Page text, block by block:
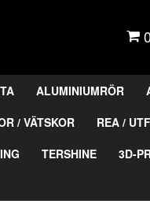
ALUMINIUMRÖR
/ VÄTSKOR
REA /
TERSHINE
3D-